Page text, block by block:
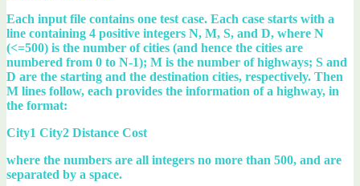
Each input file contains one test case. Each case starts with a
line containing 4 positive integers N, M, S, and D, where N
(<=500) is the number of cities (and hence the cities are
numbered from 0 to N-1); M is the number of highways; S and
D are the starting and the destination cities, respectively. Then
M lines follow, each provides the information of a highway, in
the format:
City1 City2 Distance Cost
where the numbers are all integers no more than 500, and are
separated by a space.